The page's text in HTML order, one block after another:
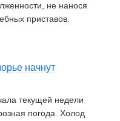
не нанося
приставов.
начнут
текущей недели
погода. Холод